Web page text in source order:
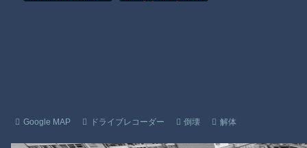
Google MAP ドライブレコーダー 倒壊 解体